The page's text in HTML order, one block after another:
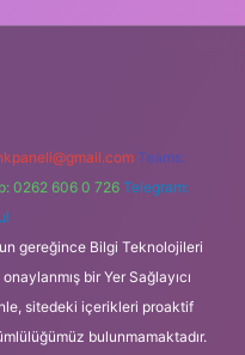
Teams:
0262 606 0 726 Telegram:
gereğince Bilgi Teknolojileri
bir Yer Sağlayıcı
sitedeki içerikleri proaktif
bulunmamaktadır.